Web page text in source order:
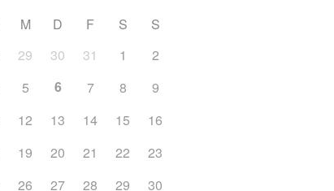
M D F S
S
29 30 31 1
2
5 6 7 8
9
12 13 14 15
16
19 20 21 22
23
26 27 28 29
30